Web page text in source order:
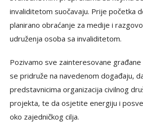
invaliditetom suočavaju. Prije početka
planirano obraćanje za medije i
udruženja osoba sa invaliditetom.
Pozivamo sve zainteresovane građane
se pridruže na navedenom događaju,
predstavnicima organizacija civilnog
projekta, te da osjetite energiju i
oko zajedničkog cilja.